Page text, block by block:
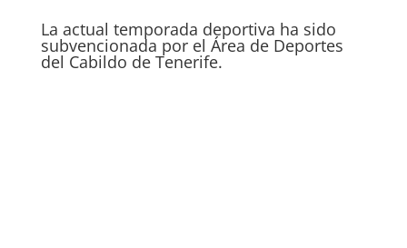
La actual temporada deportiva ha sido
subvencionada por el Área de Deportes
del Cabildo de Tenerife.